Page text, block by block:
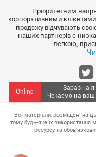
Пріоритетним
корпоративними
продажу відчувають
наших партнерів є
легкою,
Online
Зараз на
Чекаємо на ваш
Всі матеріали, розміщені на
тому будь-яке їх використання
ресурсу та